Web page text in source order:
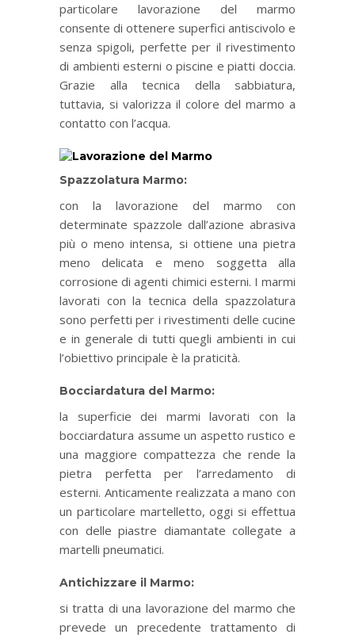
particolare lavorazione del marmo
consente di ottenere superfici antiscivolo e
senza spigoli, perfette per il rivestimento
di ambienti esterni o piscine e piatti doccia.
Grazie alla tecnica della sabbiatura,
tuttavia, si valorizza il colore del marmo a
contatto con l’acqua.
Spazzolatura Marmo:
con la lavorazione del marmo con
determinate spazzole dall’azione abrasiva
più o meno intensa, si ottiene una pietra
meno delicata e meno soggetta alla
corrosione di agenti chimici esterni. I marmi
lavorati con la tecnica della spazzolatura
sono perfetti per i rivestimenti delle cucine
e in generale di tutti quegli ambienti in cui
l’obiettivo principale è la praticità.
Bocciardatura del Marmo:
la superficie dei marmi lavorati con la
bocciardatura assume un aspetto rustico e
una maggiore compattezza che rende la
pietra perfetta per l’arredamento di
esterni. Anticamente realizzata a mano con
un particolare martelletto, oggi si effettua
con delle piastre diamantate collegate a
martelli pneumatici.
Antichizzare il Marmo:
si tratta di una lavorazione del marmo che
prevede un precedente trattamento di